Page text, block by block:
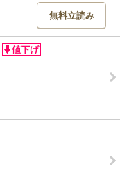
無料立読み